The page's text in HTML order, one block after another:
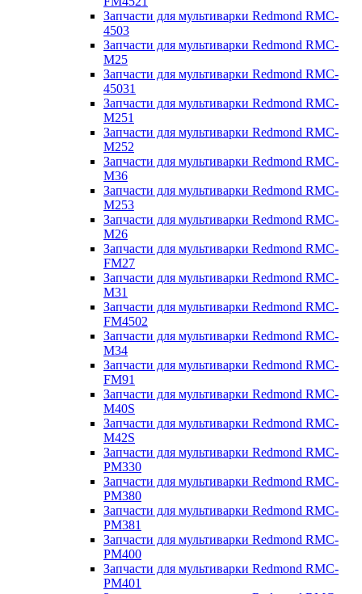
Запчасти для мультиварки Redmond RMC-
4503
Запчасти для мультиварки Redmond RMC-
M25
Запчасти для мультиварки Redmond RMC-
45031
Запчасти для мультиварки Redmond RMC-
M251
Запчасти для мультиварки Redmond RMC-
M252
Запчасти для мультиварки Redmond RMC-
M36
Запчасти для мультиварки Redmond RMC-
M253
Запчасти для мультиварки Redmond RMC-
M26
Запчасти для мультиварки Redmond RMC-
FM27
Запчасти для мультиварки Redmond RMC-
M31
Запчасти для мультиварки Redmond RMC-
FM4502
Запчасти для мультиварки Redmond RMC-
M34
Запчасти для мультиварки Redmond RMC-
FM91
Запчасти для мультиварки Redmond RMC-
M40S
Запчасти для мультиварки Redmond RMC-
M42S
Запчасти для мультиварки Redmond RMC-
PM330
Запчасти для мультиварки Redmond RMC-
PM380
Запчасти для мультиварки Redmond RMC-
PM381
Запчасти для мультиварки Redmond RMC-
PM400
Запчасти для мультиварки Redmond RMC-
PM401